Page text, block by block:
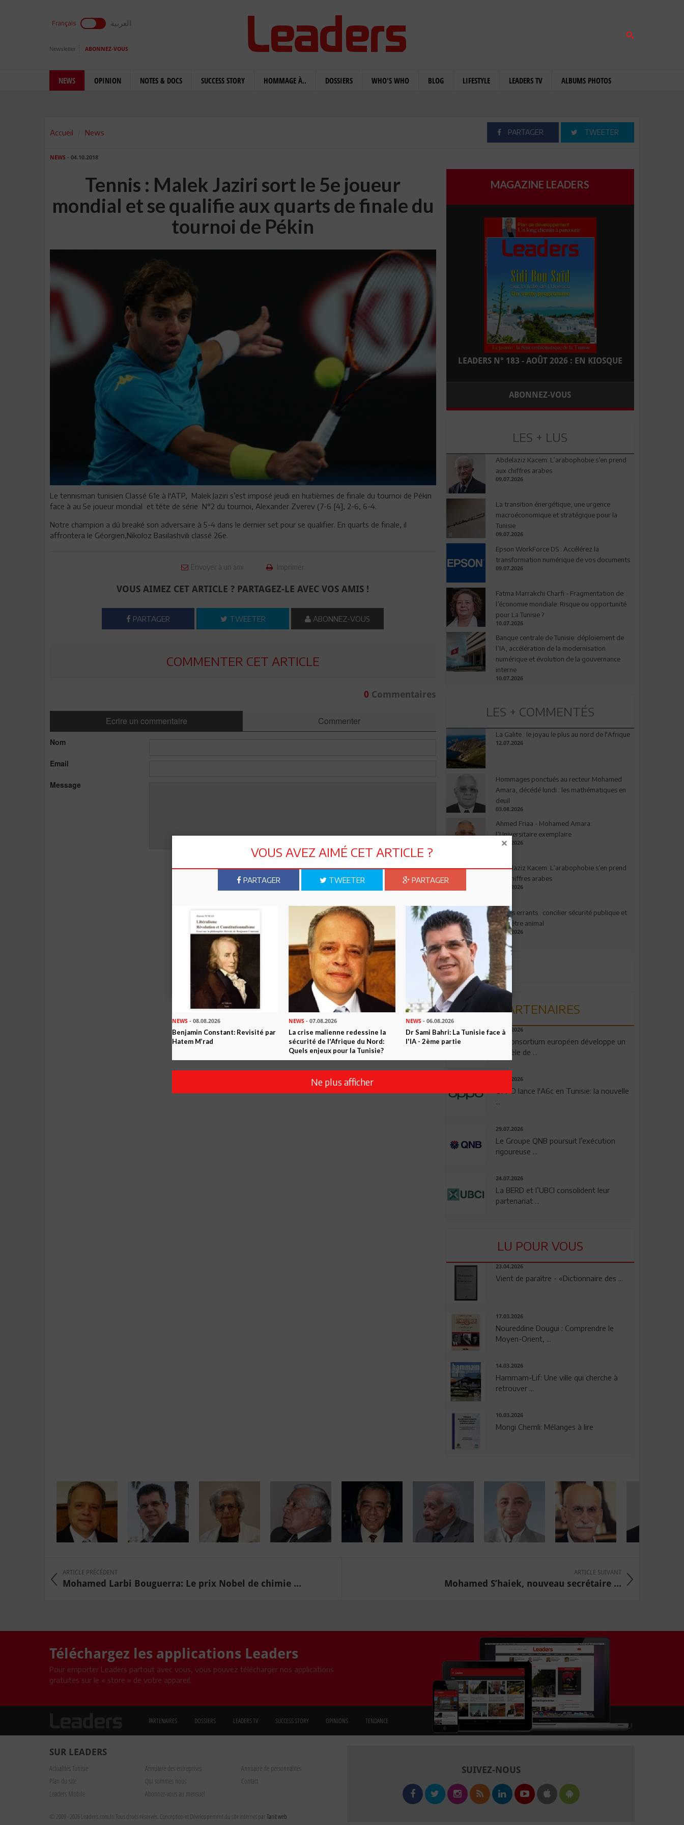
Français العربية
Newsletter ABONNEZ-VOUS
NEWS OPINION NOTES & DOCS SUCCESS STORY HOMMAGE À.. DOSSIERS WHO'S WHO BLOG LIFESTYLE LEADERS TV ALBUMS PHOTOS
Accueil News PARTAGER TWEETER
NEWS - 04.10.2018
Tennis : Malek Jaziri sort le 5e joueur
mondial et se qualifie aux quarts de finale du
tournoi de Pékin
Le tennisman tunisien Classé 61e à l'ATP, Malek Jaziri s’est imposé jeudi en huitièmes de finale du tournoi de Pékin
face à au 5e joueur mondial et tête de série N°2 du tournoi, Alexander Zverev (7-6 [4], 2-6, 6-4.
Notre champion a dû breaké son adversaire à 5-4 dans le dernier set pour se qualifier. En quarts de finale, il
affrontera le Géorgien,Nikoloz Basilashvili classé 26e.
Envoyer à un ami Imprimer
VOUS AIMEZ CET ARTICLE ? PARTAGEZ-LE AVEC VOS AMIS !
PARTAGER TWEETER ABONNEZ-VOUS
COMMENTER CET ARTICLE
0Commentaires
Ecrire un commentaire Commenter
Nom
Email
Message
MAGAZINE LEADERS
LEADERS N° 183 - AOÛT 2026 : EN KIOSQUE
ABONNEZ-VOUS
LES + LUS
Abdelaziz Kacem: L’arabophobie s’en prend
aux chiffres arabes
09.07.2026
La transition énergétique, une urgence
macroéconomique et stratégique pour la
Tunisie
09.07.2026
Epson WorkForce DS : Accélérez la
transformation numérique de vos documents
09.07.2026
Fatma Marrakchi Charfi - Fragmentation de
l’économie mondiale: Risque ou opportunité
pour La Tunisie ?
10.07.2026
Banque centrale de Tunisie: déploiement de
l’IA, accélération de la modernisation
numérique et évolution de la gouvernance
interne
10.07.2026
LES + COMMENTÉS
La Galite : le joyau le plus au nord de l'Afrique
12.07.2026
Hommages ponctués au recteur Mohamed
Amara, décédé lundi : les mathématiques en
deuil
03.08.2026
Ahmed Friaa - Mohamed Amara:
l’Universitaire exemplaire
04.08.2026
Abdelaziz Kacem: L’arabophobie s’en prend
aux chiffres arabes
09.07.2026
Chiens errants : concilier sécurité publique et
bien-être animal
17.07.2026
PARTENAIRES
06.08.2026
Un consortium européen développe un
modèle de ...
04.08.2026
OPPO lance l'A6c en Tunisie: la nouvelle
...
29.07.2026
Le Groupe QNB poursuit l’exécution
rigoureuse ...
24.07.2026
La BERD et l’UBCI consolident leur
partenariat ...
LU POUR VOUS
23.04.2026
Vient de paraître - «Dictionnaire des ...
17.03.2026
Noureddine Dougui : Comprendre le
Moyen-Orient, ...
14.03.2026
Hammam-Lif: Une ville qui cherche à
retrouver ...
10.03.2026
Mongi Chemli: Mélanges à lire
ARTICLE PRÉCÉDENT
Mohamed Larbi Bouguerra: Le prix Nobel de chimie ...
ARTICLE SUIVANT
Mohamed S’haiek, nouveau secrétaire ...
Téléchargez les applications Leaders
Pour emporter Leaders partout avec vous, vous pouvez télécharger nos applications
gratuites sur le « store » de votre appareil.
PARTENAIRES DOSSIERS LEADERS TV SUCCESS STORY OPINIONS TENDANCE
SUR LEADERS
Actualités Tunisie Annuaire des entreprises
Annuaire de personnalités
Plan du site
Qui sommes nous
Contact
Leaders Mobile
Abonnez-vous au mensuel
© 2009 - 2026 Leaders.com.tn Tous droits réservés. Conception et Développement du site internet parTanit web
SUIVEZ-NOUS
VOUS AVEZ AIMÉ CET ARTICLE ?
PARTAGER TWEETER PARTAGER
NEWS - 08.08.2026
Benjamin Constant: Revisité par
Hatem M’rad
NEWS - 07.08.2026
La crise malienne redessine la
sécurité de l'Afrique du Nord:
Quels enjeux pour la Tunisie?
NEWS- 06.08.2026
Dr Sami Bahri: La Tunisie face à
l'IA - 2ème partie
Ne plus afficher